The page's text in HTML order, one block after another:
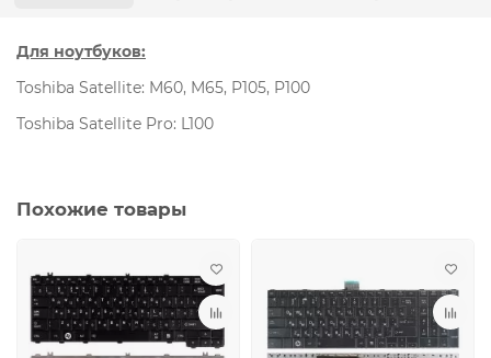
Для ноутбуков:
Toshiba Satellite: M60, M65, P105, P100
Toshiba Satellite Pro: L100
Похожие товары